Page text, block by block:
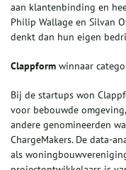
aan klantenbinding en
Philip Wallage en Silvan
denkt dan hun eigen
Clappform winnaar
Bij de startups won
voor bebouwde
andere genomineerden
ChargeMakers. De data-
als